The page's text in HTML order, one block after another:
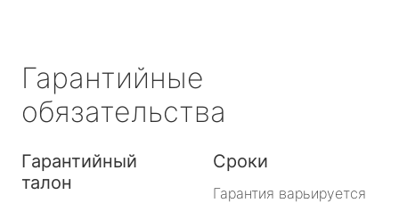
Гарантийные
обязательства
Гарантийный
талон
Сроки
Гарантия варьируется